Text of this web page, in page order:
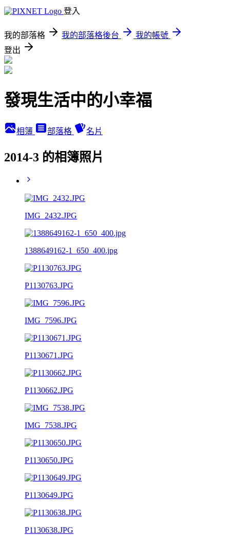
登入
我的部落格 我的部落格後台
我的帳號
登出
發現生活中的小幸福
相簿 部落格 名片
2014-3 的相簿照片
IMG_2432.JPG
1388649162-1_650_400.jpg
P1130763.JPG
IMG_7596.JPG
P1130671.JPG
P1130662.JPG
IMG_7538.JPG
P1130650.JPG
P1130649.JPG
P1130638.JPG